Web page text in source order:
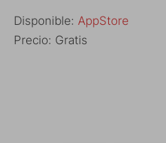
Disponible: AppStore
Precio: Gratis